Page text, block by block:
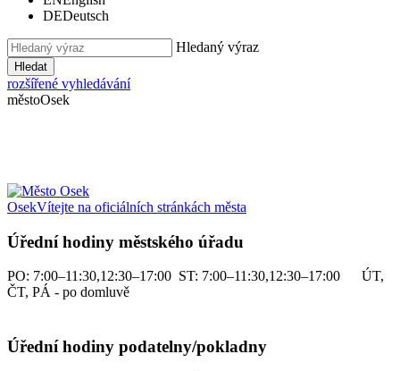
DEDeutsch
Hledaný výraz
Hledat
rozšířené vyhledávání
městoOsek
OsekVítejte na oficiálních stránkách města
Úřední hodiny městského úřadu
PO: 7:00–11:30,12:30–17:00 ST: 7:00–11:30,12:30–17:00 ÚT,
ČT, PÁ - po domluvě
Úřední hodiny podatelny/pokladny